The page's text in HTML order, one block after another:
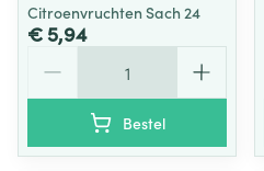
Citroenvruchten Sach 24
€ 5,94
Bestel